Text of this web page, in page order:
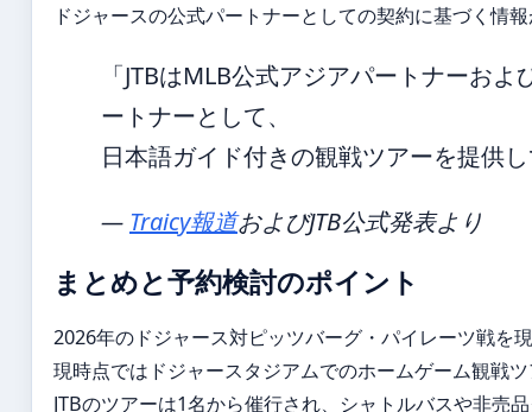
ドジャースの公式パートナーとしての契約に基づく情
「JTBはMLB公式アジアパートナーお
ートナーとして、
日本語ガイド付きの観戦ツアーを提供
— Traicy報道およびJTB公式発表より
まとめと予約検討のポイント
2026年のドジャース対ピッツバーグ・パイレーツ戦を
現時点ではドジャースタジアムでのホームゲーム観戦
JTBのツアーは1名から催行され、シャトルバスや非売